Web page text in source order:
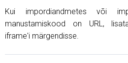
Kui impordiandmetes või
manustamiskood on URL,
iframe'i märgendisse.